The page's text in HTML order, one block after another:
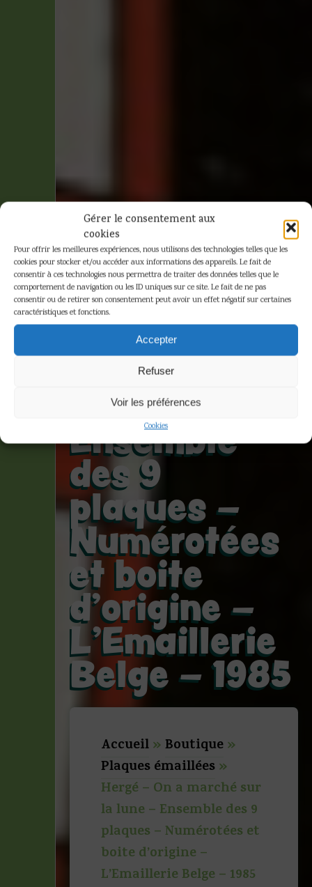
Gérer le consentement aux
cookies
Pour offrir les meilleures expériences, nous utilisons des technologies telles que les
cookies pour stocker et/ou accéder aux informations des appareils. Le fait de
consentir à ces technologies nous permettra de traiter des données telles que le
comportement de navigation ou les ID uniques sur ce site. Le fait de ne pas
consentir ou de retirer son consentement peut avoir un effet négatif sur certaines
caractéristiques et fonctions.
Accepter
Refuser
Voir les préférences
Cookies
Hergé – On a
marché sur
la lune –
Ensemble
des 9
plaques –
Numérotées
et boite
d’origine –
L’Emaillerie
Belge – 1985
Accueil»Boutique»
Plaques émaillées»
Hergé – On a marché sur
la lune – Ensemble des 9
plaques – Numérotées et
boite d’origine –
L’Emaillerie Belge – 1985